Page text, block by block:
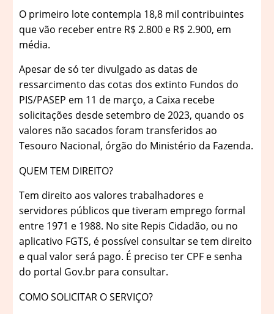
O primeiro lote contempla 18,8 mil contribuintes
que vão receber entre R$ 2.800 e R$ 2.900, em
média.
Apesar de só ter divulgado as datas de
ressarcimento das cotas dos extinto Fundos do
PIS/PASEP em 11 de março, a Caixa recebe
solicitações desde setembro de 2023, quando os
valores não sacados foram transferidos ao
Tesouro Nacional, órgão do Ministério da Fazenda.
QUEM TEM DIREITO?
Tem direito aos valores trabalhadores e
servidores públicos que tiveram emprego formal
entre 1971 e 1988. No site Repis Cidadão, ou no
aplicativo FGTS, é possível consultar se tem direito
e qual valor será pago. É preciso ter CPF e senha
do portal Gov.br para consultar.
COMO SOLICITAR O SERVIÇO?